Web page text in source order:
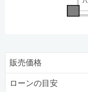
販売価格
ローンの目安